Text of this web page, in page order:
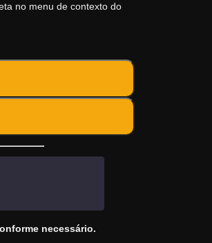
no menu de contexto do
necessário.